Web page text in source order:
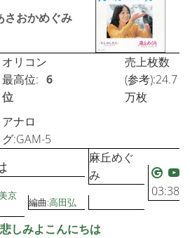
さおかめぐみ
オリコン
最高位: 6
位
売上枚数
(参考):24.7
万枚
アナロ
グ:GAM-5
麻丘めぐ
み
03:38
京
編曲:高田弘
悲しみよこんにちは